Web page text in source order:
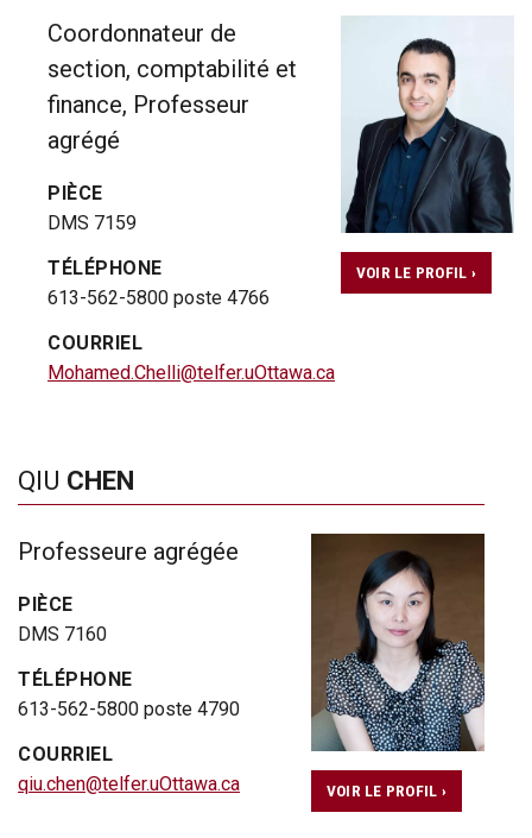
Coordonnateur de
section, comptabilité et
finance, Professeur
agrégé
PIÈCE
DMS 7159
TÉLÉPHONE
613-562-5800 poste 4766
COURRIEL
Mohamed.Chelli@telfer.uOttawa.ca
VOIR LE PROFIL ›
QIU CHEN
Professeure agrégée
PIÈCE
DMS 7160
TÉLÉPHONE
613-562-5800 poste 4790
COURRIEL
qiu.chen@telfer.uOttawa.ca
VOIR LE PROFIL ›